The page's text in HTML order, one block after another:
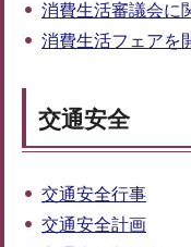
消費生活審議会に
消費生活フェアを
交通安全
交通安全行事
交通安全計画